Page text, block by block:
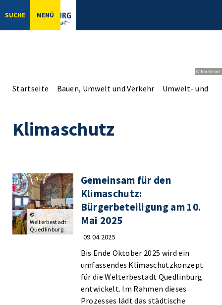
SUCHE MENÜ
© bbsferrari
Startseite Bauen, Umwelt und Verkehr Umwelt- und
Klimaschutz
Gemeinsam für den
Klimaschutz:
Bürgerbeteiligung am 10.
Mai 2025
09.04.2025
Bis Ende Oktober 2025 wird ein
umfassendes Klimaschutzkonzept
für die Welterbestadt Quedlinburg
entwickelt. Im Rahmen dieses
Prozesses lädt das städtische
©
Welterbestadt
Quedlinburg